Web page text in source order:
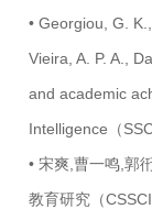
• Georgiou, G.
Vieira, A. P. A.,
and academic
Intelligence（
• 宋爽,曹一鸣,郭
教育研究（